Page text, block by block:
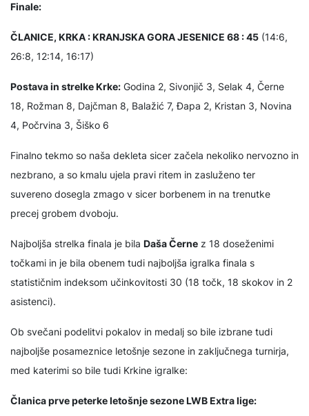
Finale:
ČLANICE, KRKA : KRANJSKA GORA JESENICE 68 : 45 (14:6,
26:8, 12:14, 16:17)
Postava in strelke Krke: Godina 2, Sivonjič 3, Selak 4, Černe
18, Rožman 8, Dajčman 8, Balažić 7, Đapa 2, Kristan 3, Novina
4, Počrvina 3, Šiško 6
Finalno tekmo so naša dekleta sicer začela nekoliko nervozno in
nezbrano, a so kmalu ujela pravi ritem in zasluženo ter
suvereno dosegla zmago v sicer borbenem in na trenutke
precej grobem dvoboju.
Najboljša strelka finala je bila Daša Černe z 18 doseženimi
točkami in je bila obenem tudi najboljša igralka finala s
statističnim indeksom učinkovitosti 30 (18 točk, 18 skokov in 2
asistenci).
Ob svečani podelitvi pokalov in medalj so bile izbrane tudi
najboljše posameznice letošnje sezone in zaključnega turnirja,
med katerimi so bile tudi Krkine igralke:
Članica prve peterke letošnje sezone LWB Extra lige: